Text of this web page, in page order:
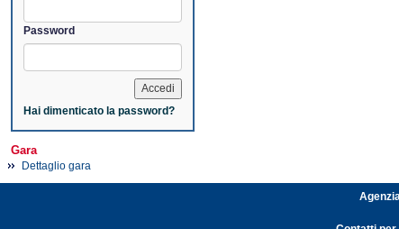
Password
Hai dimenticato la password?
Gara
Dettaglio gara